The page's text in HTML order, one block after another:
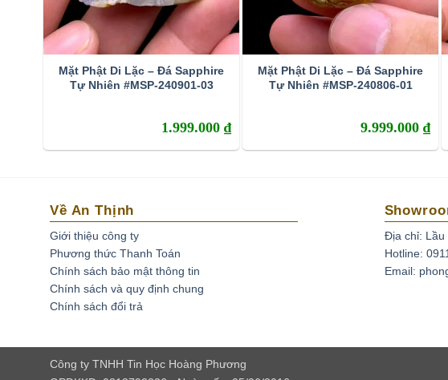
no, xua đuổi tà ma…
Sapphire là gì? Ý Nghĩa và Các Dụng
Sapphirecòn được con người gọi bằng một cái tên thân mật
đặc biệt của Oxit nhôm – Al203). Khi kết tinh, do hàm lượng các
hữu rất nhiều sắc màu. Corundum màu đỏ thì con người vẫn
Mặt Phật Di Lặc – Đá Sapphire
Tự Nhiên #MSP-240901-03
1.999.000 ₫
Mặt Phật Di Lặc – Đá Sapphire
Tự Nhiên #MSP-240806-01
9.999.000 ₫
Về An Thịnh
Giới thiệu công ty
Phương thức Thanh Toán
Chính sách bảo mật thông tin
Chính sách và quy định chung
Chính sách đổi trả
Địa chỉ: Lầu
Hotline:
Email:
Công ty TNHH Tin Học Hoàng Phương